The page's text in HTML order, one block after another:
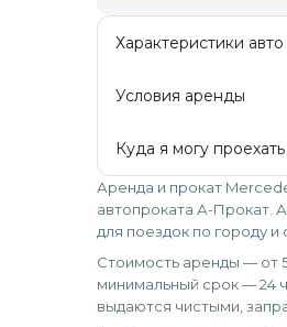
Характеристики авто
Условия аренды
Куда я могу проехать
Аренда и прокат
автопроката А-Прокат.
для поездок по городу и
Стоимость аренды — от
минимальный срок — 24
выдаются чистыми,